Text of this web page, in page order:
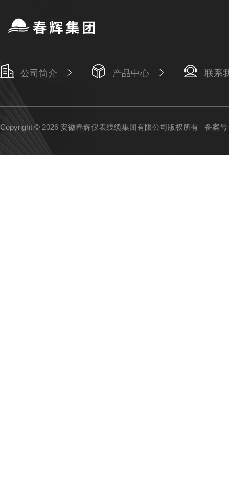
公司简介 产品中心 联系
Copyright © 2026 安徽春辉仪表线缆集团有限公司版权所有 备案号